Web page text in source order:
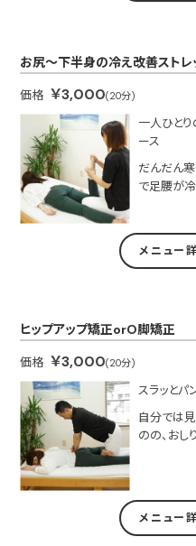
●総合会員
●学生（
お尻～下半身の冷え改善ストレ
価格 ￥3,000(20分)
一人ひと
ース
だんだん寒
で足腰が
からない
※自律神経
メニュー
ヒップアップ矯正orO脚矯正
価格 ￥3,000(20分)
スラッとパ
自分では
のの、おし
メニュー